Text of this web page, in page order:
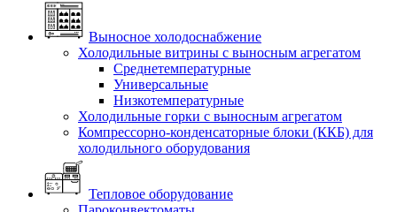
Выносное холодоснабжение
Холодильные витрины с выносным агрегатом
Среднетемпературные
Универсальные
Низкотемпературные
Холодильные горки с выносным агрегатом
Компрессорно-конденсаторные блоки (ККБ) для
холодильного оборудования
Тепловое оборудование